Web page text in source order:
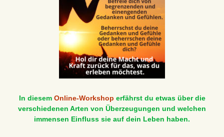
In diesem Online-Workshop erfährst du etwas über die
verschiedenen Arten von Überzeugungen und welchen
immensen Einfluss sie auf dein Leben haben.